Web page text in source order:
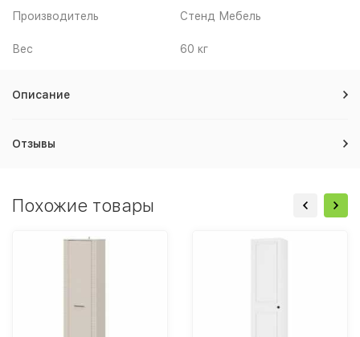
Производитель Стенд Мебель
Вес 60 кг
Описание
Отзывы
Похожие товары